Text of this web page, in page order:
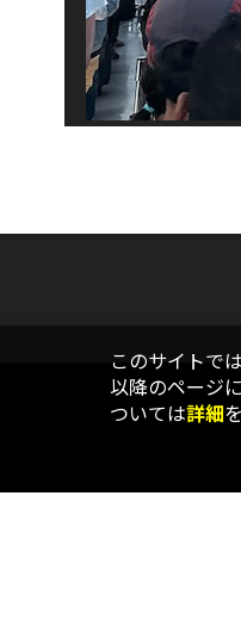
このサイトで
以降のページ
ついては詳細